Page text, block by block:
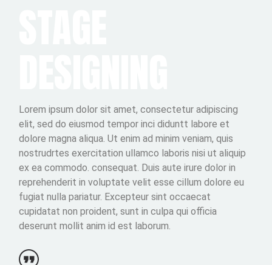
Lorem ipsum dolor sit amet, consectetur adipiscing
elit, sed do eiusmod tempor inci diduntt labore et
dolore magna aliqua. Ut enim ad minim veniam, quis
nostrudrtes exercitation ullamco laboris nisi ut aliquip
ex ea commodo. consequat. Duis aute irure dolor in
reprehenderit in voluptate velit esse cillum dolore eu
fugiat nulla pariatur. Excepteur sint occaecat
cupidatat non proident, sunt in culpa qui officia
deserunt mollit anim id est laborum.